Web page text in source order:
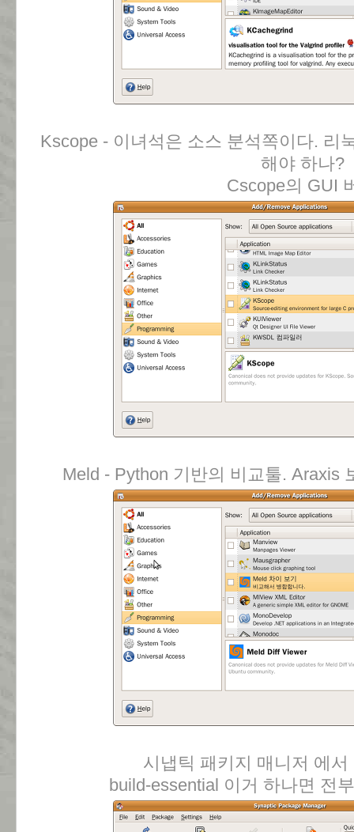
Kscope - 이녀석은 소스 분석쪽이다. 리
해야 하나?
Cscope의 GUI
Meld - Python 기반의 비교툴. Araxis
시냅틱 패키지 매니저 에
build-essential 이거 하나면 전